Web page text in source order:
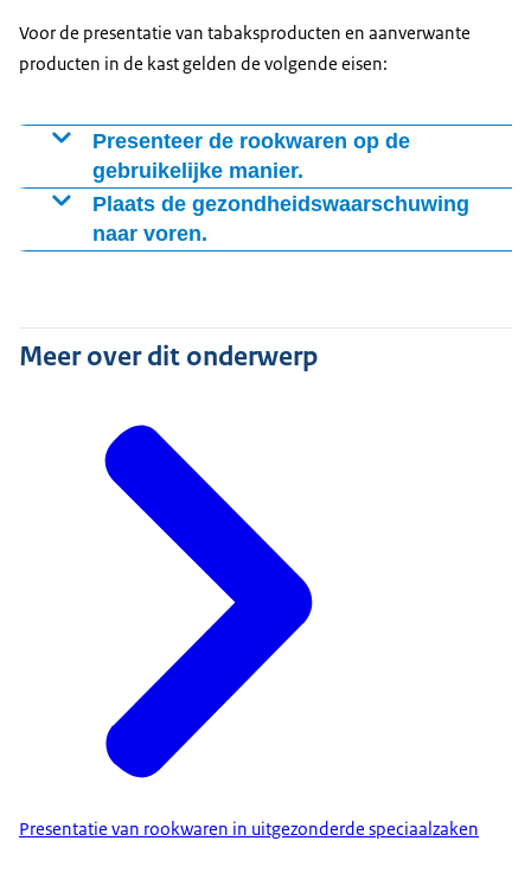
Voor de presentatie van tabaksproducten en aanverwante
producten in de kast gelden de volgende eisen:
Presenteer de rookwaren op de
gebruikelijke manier.
Toon de rookwaren in een gesloten verpakking in de
kast of la, tegen een neutrale achtergrond en gebruik
Plaats de gezondheidswaarschuwing
naar voren.
waarschuwing in de juiste leesrichting zichtbaar is.
Meer over dit onderwerp
Presentatie van rookwaren in uitgezonderde speciaalzaken